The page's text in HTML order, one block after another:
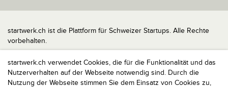
startwerk.ch verwendet Cookies, die für die Funktionalität und das
Nutzerverhalten auf der Webseite notwendig sind. Durch die
Nutzung der Webseite stimmen Sie dem Einsatz von Cookies zu,
startwerk.ch ist die Plattform für Schweizer Startups. Alle Rechte
vorbehalten.
Impressum
Kontakt
nach oben